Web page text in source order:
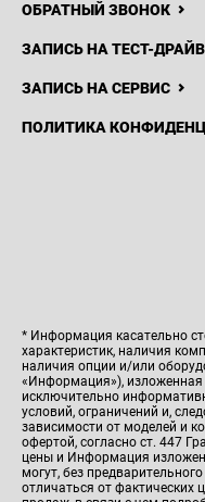
ОБРАТНЫЙ ЗВОНОК
ЗАПИСЬ НА ТЕСТ-ДРАЙВ
ЗАПИСЬ НА СЕРВИС
ПОЛИТИКА
* Информация касательно
характеристик, наличия
наличия опции и/или
«Информация»), изложенная
исключительно
условий, ограничений и,
зависимости от моделей и
офертой, согласно ст. 447
цены и Информация
могут, без
отличаться от